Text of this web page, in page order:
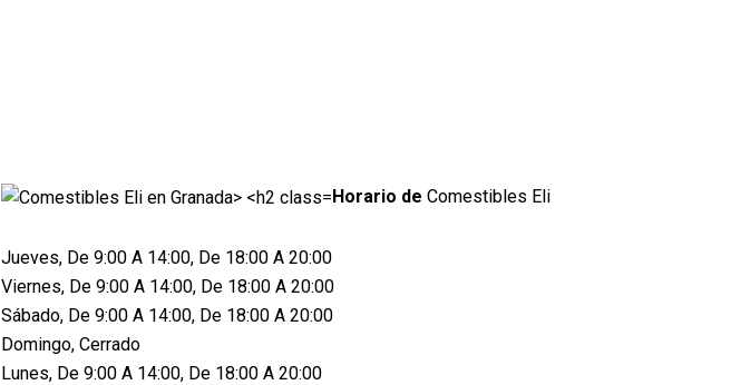
Horario de Comestibles Eli
Jueves, De 9:00 A 14:00, De 18:00 A 20:00
Viernes, De 9:00 A 14:00, De 18:00 A 20:00
Sábado, De 9:00 A 14:00, De 18:00 A 20:00
Domingo, Cerrado
Lunes, De 9:00 A 14:00, De 18:00 A 20:00